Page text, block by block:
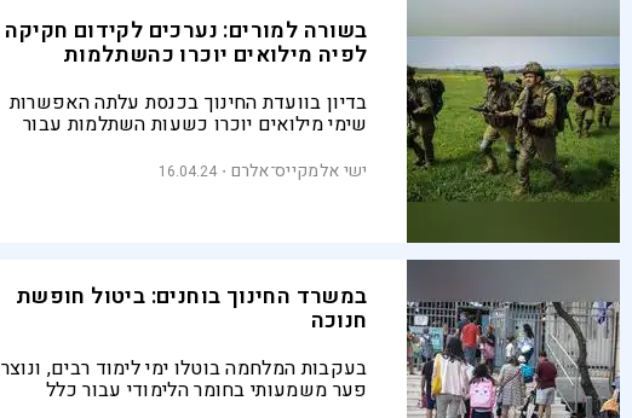
בשורה למורים: נערכים לקידום חקיקה
לפיה מילואים יוכרו כהשתלמות
בדיון בוועדת החינוך בכנסת עלתה האפשרות
שימי מילואים יוכרו כשעות השתלמות עבור
שלהם בשל המילואים בחצי השנה האחרונה
ישי אלמקייס־אלרם 16.04.24
במשרד החינוך בוחנים: ביטול חופשת
חנוכה
בעקבות המלחמה בוטלו ימי לימוד רבים, ונוצר
פער משמעותי בחומר הלימודי עבור כלל